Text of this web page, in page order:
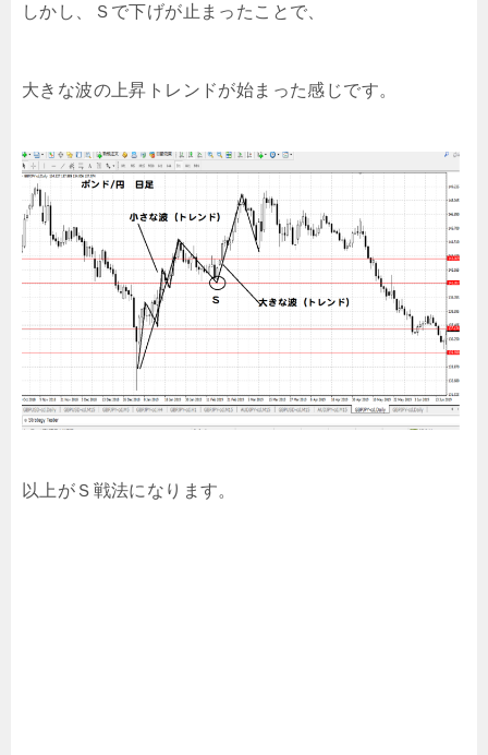
しかし、Ｓで下げが止まったことで、
大きな波の上昇トレンドが始まった感じです。
以上がＳ戦法になります。